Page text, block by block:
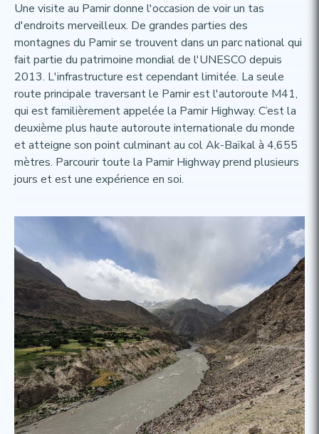
Une visite au Pamir donne l'occasion de voir un tas
d'endroits merveilleux. De grandes parties des
montagnes du Pamir se trouvent dans un parc national qui
fait partie du patrimoine mondial de l'UNESCO depuis
2013. L'infrastructure est cependant limitée. La seule
route principale traversant le Pamir est l'autoroute M41,
qui est familièrement appelée la Pamir Highway. C’est la
deuxième plus haute autoroute internationale du monde
et atteigne son point culminant au col Ak-Baïkal à 4,655
mètres. Parcourir toute la Pamir Highway prend plusieurs
jours et est une expérience en soi.